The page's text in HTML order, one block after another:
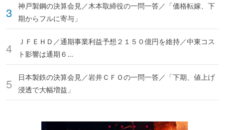
神戸製鋼の決算会見／木本取締役の一問一答／「価格転嫁、下
期からフルに寄与」
ＪＦＥＨＤ／通期事業利益予想２１５０億円を維持／中東コス
ト影響は通期６...
日本製鉄の決算会見／岩井ＣＦＯの一問一答／「下期、値上げ
浸透で大幅増益」